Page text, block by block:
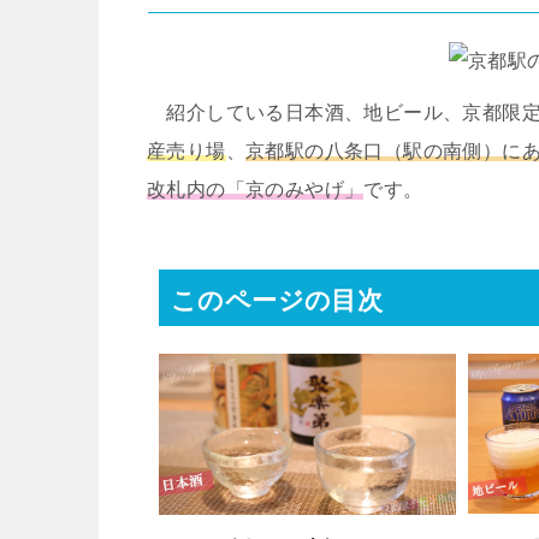
紹介している日本酒、地ビール、京都限
産売り場、京都駅の八条口（駅の南側）に
改札内の「京のみやげ」です。
このページの目次